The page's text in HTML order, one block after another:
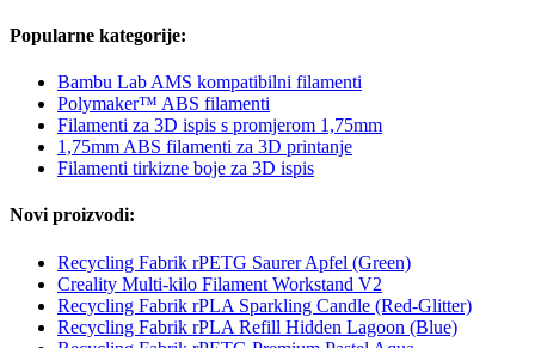
Popularne kategorije:
Bambu Lab AMS kompatibilni filamenti
Polymaker™ ABS filamenti
Filamenti za 3D ispis s promjerom 1,75mm
1,75mm ABS filamenti za 3D printanje
Filamenti tirkizne boje za 3D ispis
Novi proizvodi:
Recycling Fabrik rPETG Saurer Apfel (Green)
Creality Multi-kilo Filament Workstand V2
Recycling Fabrik rPLA Sparkling Candle (Red-Glitter)
Recycling Fabrik rPLA Refill Hidden Lagoon (Blue)